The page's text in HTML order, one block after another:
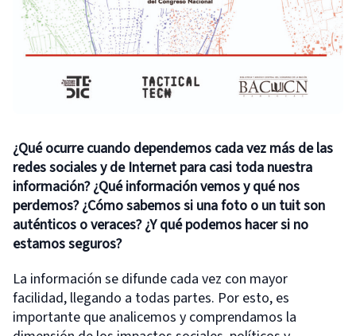
¿Qué ocurre cuando dependemos cada vez más de las
redes sociales y de Internet para casi toda nuestra
información? ¿Qué información vemos y qué nos
perdemos? ¿Cómo sabemos si una foto o un tuit son
auténticos o veraces? ¿Y qué podemos hacer si no
estamos seguros?
La información se difunde cada vez con mayor
facilidad, llegando a todas partes. Por esto, es
importante que analicemos y comprendamos la